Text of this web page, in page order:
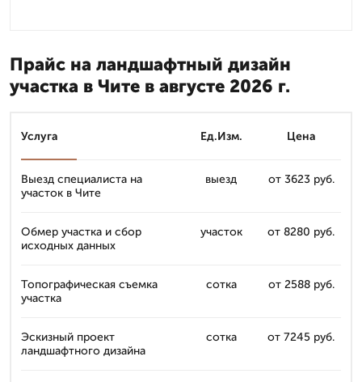
Прайс на ландшафтный дизайн
участка в Чите в августе 2026 г.
Услуга Ед.Изм. Цена
Выезд специалиста на
участок в Чите
выезд от 3623 руб.
Обмер участка и сбор
исходных данных
участок от 8280 руб.
Топографическая съемка
участка
сотка от 2588 руб.
Эскизный проект
ландшафтного дизайна
сотка от 7245 руб.